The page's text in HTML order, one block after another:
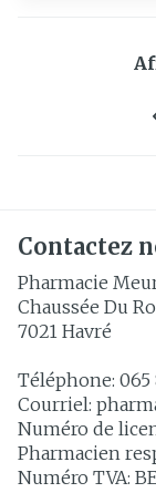
Contactez
Pharmacie
Chaussée Du
7021 Havré
Téléphone: 065
Courriel:
Numéro de
Pharmacien
Numéro TVA: